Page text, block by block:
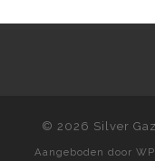
© 2026 Silver
Aangeboden door WP